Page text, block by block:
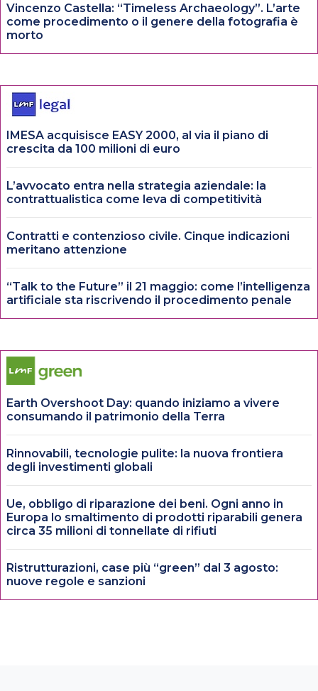
Vincenzo Castella: “Timeless Archaeology”. L’arte
come procedimento o il genere della fotografia è
morto
IMESA acquisisce EASY 2000, al via il piano di
crescita da 100 milioni di euro
L’avvocato entra nella strategia aziendale: la
contrattualistica come leva di competitività
Contratti e contenzioso civile. Cinque indicazioni
meritano attenzione
“Talk to the Future” il 21 maggio: come l’intelligenza
artificiale sta riscrivendo il procedimento penale
Earth Overshoot Day: quando iniziamo a vivere
consumando il patrimonio della Terra
Rinnovabili, tecnologie pulite: la nuova frontiera
degli investimenti globali
Ue, obbligo di riparazione dei beni. Ogni anno in
Europa lo smaltimento di prodotti riparabili genera
circa 35 milioni di tonnellate di rifiuti
Ristrutturazioni, case più “green” dal 3 agosto:
nuove regole e sanzioni